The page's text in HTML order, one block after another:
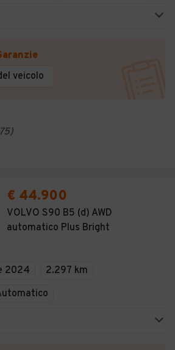
veicolo
)
€ 44.900
VOLVO S90 B5 (d) AWD
automatico Plus Bright
2024
2.297 km